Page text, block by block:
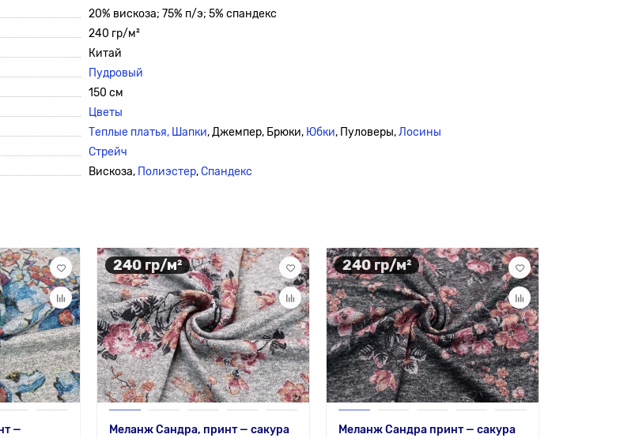
20% вискоза; 75% п/э; 5% спандекс
240 гр/м²
Китай
Пудровый
150 см
Цветы
Теплые платья, Шапки, Джемпер, Брюки, Юбки, Пуловеры,Лосины
Стрейч
Вискоза, Полиэстер,Спандекс
—
240 гр/м²
Меланж Сандра, принт — сакура
240 гр/м²
Меланж Сандра принт — сакура